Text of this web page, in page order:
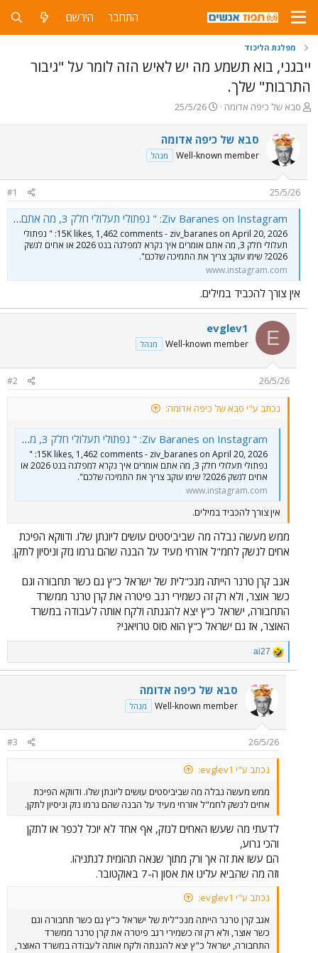
התחבר הירשם
מפלגת הליכוד
ייבגני, בוא תשמע מה יש לאיש הזה לומר על "גיבור
התרבות" שלך.
פ
ו
ש
א
סבא של כיפה אדומה
פ
ס
ם
ת
י
ך
25/5/26
סבא של כיפה אדומה
Well-known member מנהל
25/5/26
#1
Ziv Baranes on Instagram‎: "⁨ נפתולי תעלולי חלק 3, מה אתם אומרים איך נקרא למפלגה בנט 2026 או אחים לנשק 2026? שימו עוקב צריך את התמיכה שלכם"‎
15K likes, 1,462 comments - ziv_baranes on April 20, 2026‎: "⁨ נפתולי
תעלולי חלק 3, מה אתם אומרים איך נקרא למפלגה בנט 2026 או אחים לנשק
2026? שימו עוקב צריך את התמיכה שלכם". ‎
www.instagram.com
אין צורך להכביד במילים.
E
evglev1
Well-known member מנהל
26/5/26
#2
נכתב ע"י סבא של כיפה אדומה:
Ziv Baranes on Instagram‎: "⁨ נפתולי תעלולי חלק 3, מה אתם אומרים איך נקרא למפלגה בנט 2026 או אחים לנשק 2026? שימו עוקב צריך את התמיכה שלכם"‎
15K likes, 1,462 comments - ziv_baranes on April 20, 2026‎: "⁨
נפתולי תעלולי חלק 3, מה אתם אומרים איך נקרא למפלגה בנט 2026 או
אחים לנשק 2026? שימו עוקב צריך את התמיכה שלכם". ‎
www.instagram.com
אין צורך להכביד במילים.
ממש מעשה נבלה מה שביביסטים עושים ליונתן שלו. ודווקא הפיכת
אחים לנשק לחמ"ל אזרחי מעיד על הבנה שהם גרמו נזק וניסיון לתקן.
אגב קרן טרנר הייתה מנכ"לית של ישראל כ"ץ גם כשר תחבורה וגם
כשר אוצר, ולא רק זה כשמירי רגב פיטרה את קרן טרנר ממשרד
התחבורה, ישראל כ"ץ יצא להגנתה ולקח אותה לעבודה במשרד
האוצר, אז גם ישראל כ"ץ הוא סוס טרויאני?
R
e
a
c
t
i
n
s
ai27
סבא של כיפה אדומה
Well-known member מנהל
26/5/26
#3
נכתב ע"י evglev1:
ממש מעשה נבלה מה שביביסטים עושים ליונתן שלו. ודווקא הפיכת
אחים לנשק לחמ"ל אזרחי מעיד על הבנה שהם גרמו נזק וניסיון לתקן.
לדעתי מה שעשו האחים לנזק, אף אחד לא יוכל לכפר או לתקן
והכי גרוע,
הם עשו את זה אך ורק מתוך שנאה תהומית לנתניהו.
וזה מה שהביא עלינו את אסון ה-7 באוקטובר.
נכתב ע"י evglev1:
אגב קרן טרנר הייתה מנכ"לית של ישראל כ"ץ גם כשר תחבורה וגם
כשר אוצר, ולא רק זה כשמירי רגב פיטרה את קרן טרנר ממשרד
התחבורה, ישראל כ"ץ יצא להגנתה ולקח אותה לעבודה במשרד האוצר,